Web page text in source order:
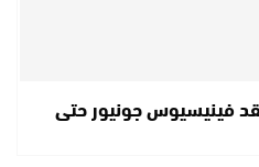
فينيسيوس جونيور حتى